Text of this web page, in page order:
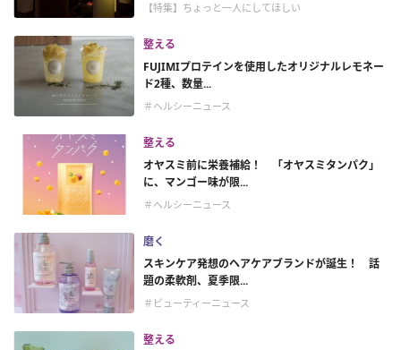
【特集】ちょっと一人にしてほしい
整える
FUJIMIプロテインを使用したオリジナルレモネー
ド2種、数量...
＃ヘルシーニュース
整える
オヤスミ前に栄養補給！ 「オヤスミタンパク」
に、マンゴー味が限...
＃ヘルシーニュース
磨く
スキンケア発想のヘアケアブランドが誕生！ 話
題の柔軟剤、夏季限...
＃ビューティーニュース
整える